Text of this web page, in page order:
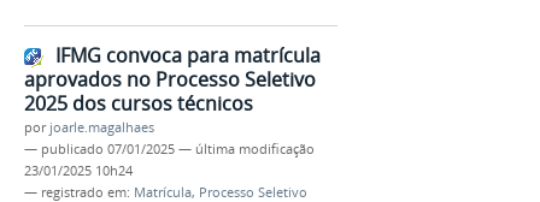
IFMG convoca para matrícula
aprovados no Processo Seletivo
2025 dos cursos técnicos
por joarle.magalhaes
— publicado 07/01/2025 — última modificação
23/01/2025 10h24
— registrado em: Matrícula, Processo Seletivo